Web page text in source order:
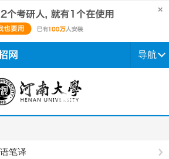
导航
笔译